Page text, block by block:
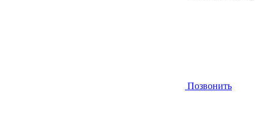
Позвонить